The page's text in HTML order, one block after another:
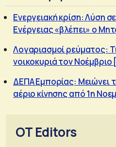
Ενεργειακή κρίση: Λύση
Ενέργειας «βλέπει» ο
Λογαριασμοί ρεύματος:
νοικοκυριά τον
ΔΕΠΑ Εμπορίας: Μειώνει
αέριο κίνησης από 1η
OT Editors